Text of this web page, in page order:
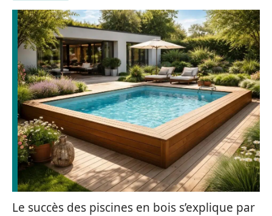
Le succès des piscines en bois s’explique par